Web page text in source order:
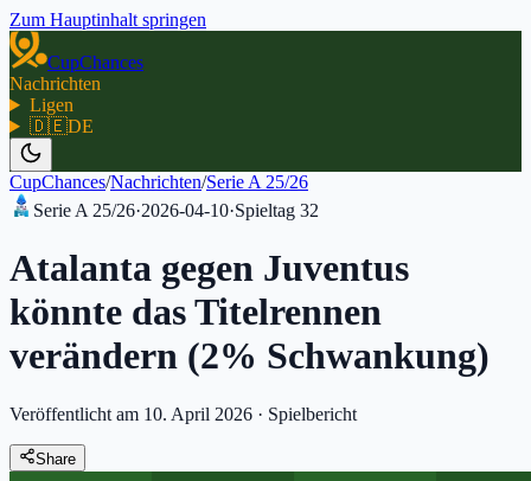
Zum Hauptinhalt springen
CupChances
Nachrichten
Ligen
🇩🇪DE
CupChances/Nachrichten/Serie A 25/26
Serie A 25/26·2026-04-10·Spieltag 32
Atalanta gegen Juventus
könnte das Titelrennen
verändern (2% Schwankung)
Veröffentlicht am 10. April 2026 · Spielbericht
Share